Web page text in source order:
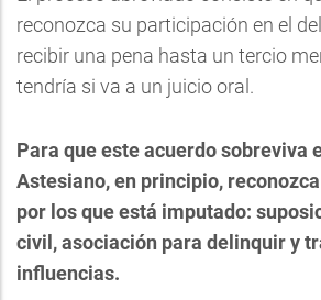
reconozca su participación en el
recibir una pena hasta un tercio
tendría si va a un juicio oral.
Para que este acuerdo sobreviva
Astesiano, en principio,
por los que está imputado:
civil, asociación para delinquir y
influencias.